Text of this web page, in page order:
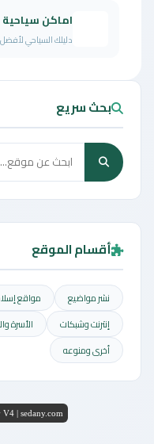
اماكن سياحية
دليلك السياحي
بحث سريع
أقسام الموقع
نشر مواضيع مواقع
إنترنت وشبكات
الأسرة
أخرى ومنوعه
| sedany.com